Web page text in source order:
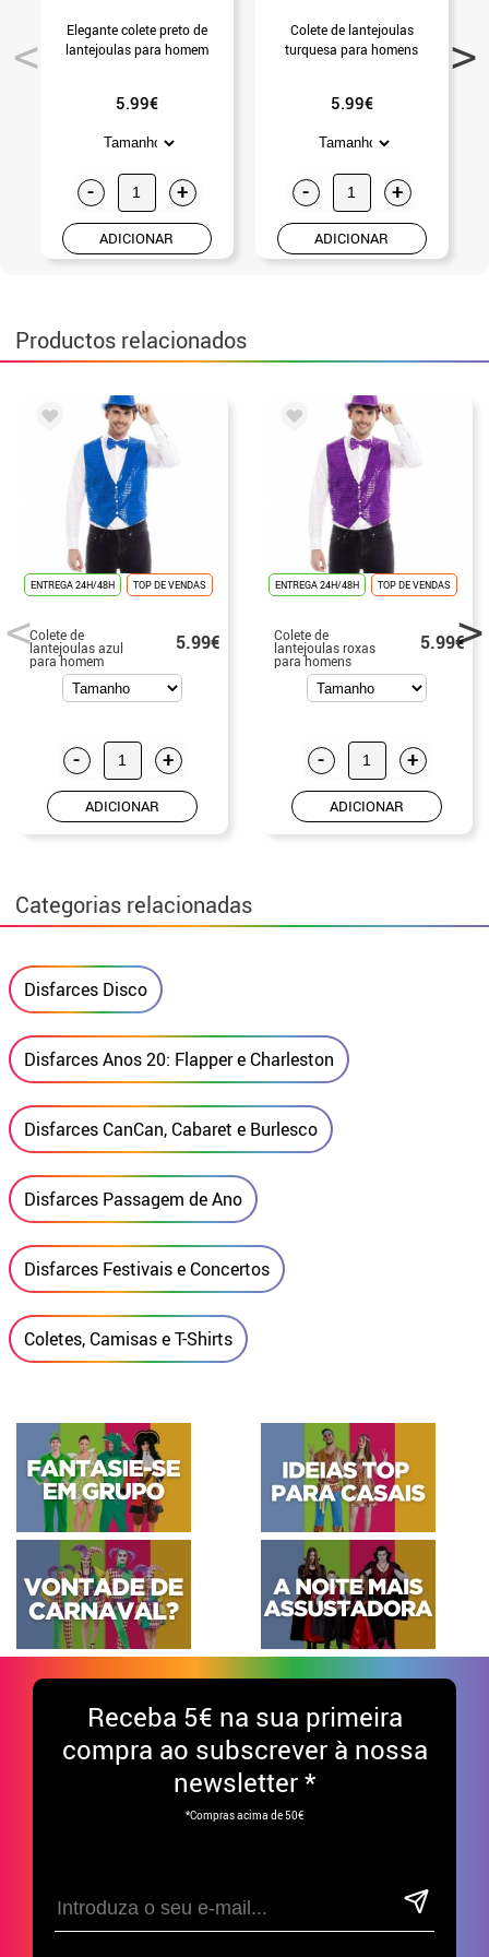
Elegante colete preto de
lantejoulas para homem
5.99€
- +
ADICIONAR
Colete de lantejoulas
turquesa para homens
5.99€
- +
ADICIONAR
Productos relacionados
ENTREGA 24H/48H TOP DE VENDAS
Colete de
lantejoulas azul
para homem
5.99€
- +
ADICIONAR
ENTREGA 24H/48H TOP DE VENDAS
Colete de
lantejoulas roxas
para homens
5.99€
- +
ADICIONAR
Categorias relacionadas
Disfarces Disco
Disfarces Anos 20: Flapper e Charleston
Disfarces CanCan, Cabaret e Burlesco
Disfarces Passagem de Ano
Disfarces Festivais e Concertos
Coletes, Camisas e T-Shirts
Receba 5€ na sua primeira
compra ao subscrever à nossa
newsletter *
*Compras acima de 50€